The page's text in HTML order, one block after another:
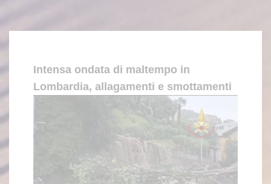
Intensa ondata di maltempo in
Lombardia, allagamenti e smottamenti